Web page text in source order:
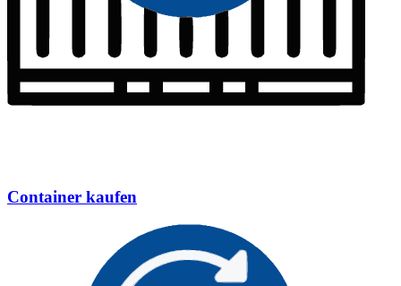
Container kaufen